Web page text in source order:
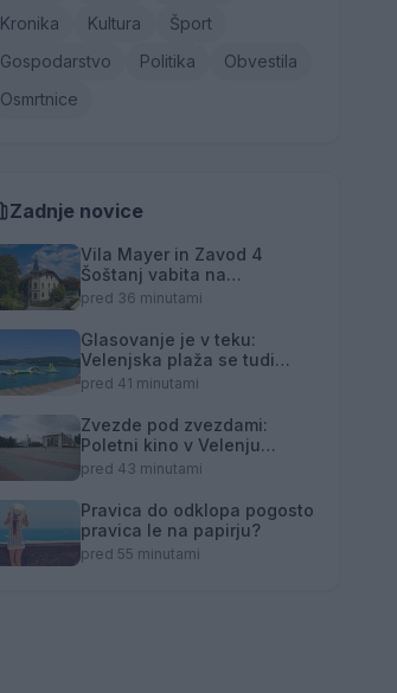
Kronika
Kultura
Šport
Gospodarstvo
Politika
Obvestila
Osmrtnice
Zadnje novice
Vila Mayer in Zavod 4
Šoštanj vabita na
dvodnevno delavnico
Mojce Marije Černivšek
pred 36 minutami
Glasovanje je v teku:
Velenjska plaža se tudi
letos poteguje za naziv Naj
pred 41 minutami
Zvezde pod zvezdami:
Poletni kino v Velenju
prinaša komično dramo
pred 43 minutami
Pravica do odklopa pogosto
pravica le na papirju?
pred 55 minutami